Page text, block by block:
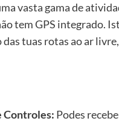
vasta gama de
tem GPS integrado.
tuas rotas ao ar
Controles: Podes